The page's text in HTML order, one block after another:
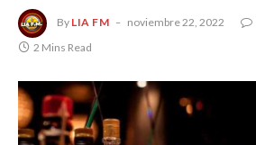
By LIA FM noviembre 22, 2022
2 Mins Read